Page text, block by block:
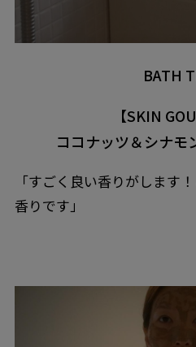
BATH
【SKIN
ココナッツ＆シナモ
「すごく良い香りがします
香りです」